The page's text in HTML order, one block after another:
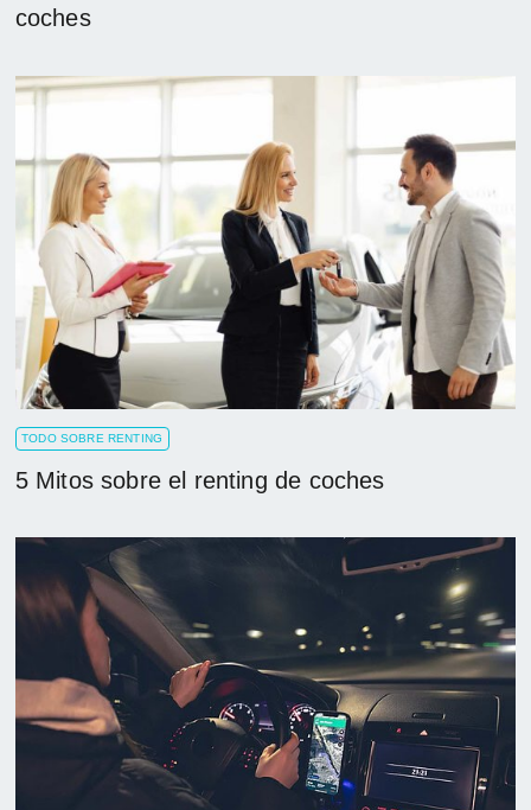
coches
TODO SOBRE RENTING
5 Mitos sobre el renting de coches